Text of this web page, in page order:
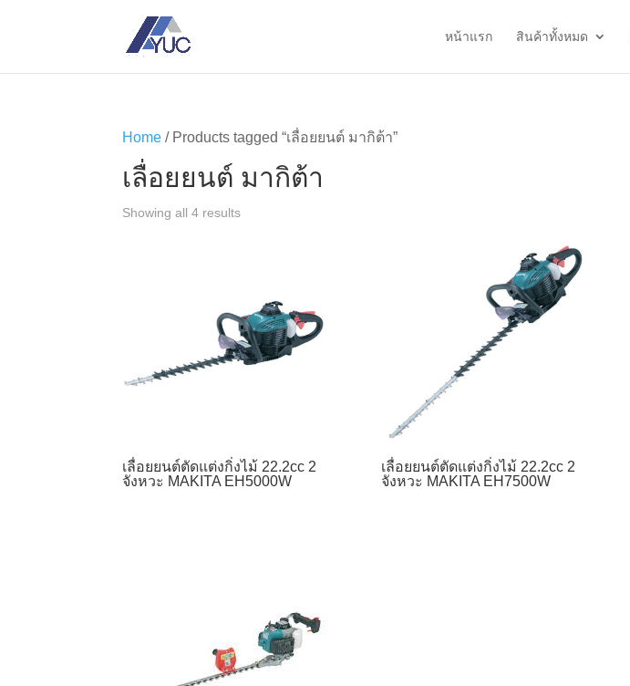
หน้าแรก สินค้าทั้งหมด
Home / Products tagged “เลื่อยยนต์ มากิต้า”
เลื่อยยนต์ มากิต้า
Showing all 4 results
เลื่อยยนต์ตัดแต่งกิ่งไม้ 22.2cc 2
จังหวะ MAKITA EH5000W
เลื่อยยนต์ตัดแต่งกิ่งไม้ 22.2cc 2
จังหวะ MAKITA EH7500W